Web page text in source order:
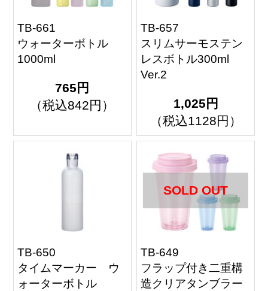
TB-661
ウォーターボトル
1000ml
765円
（税込842円）
TB-657
スリムサーモステン
レスボトル300ml
Ver.2
1,025円
（税込1128円）
TB-650
タイムマーカー ウ
ォーターボトル
SOLD OUT
TB-649
フラップ付き二重構
造クリアタンブラー